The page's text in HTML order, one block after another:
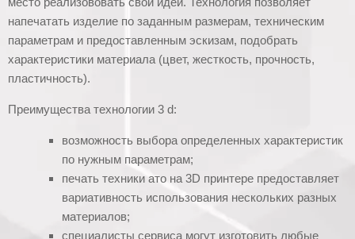
напечатать изделие по заданным размерам, техническим
параметрам и предоставленным эскизам, подобрать
характеристики материала (цвет, жесткость, прочность,
пластичность).
Преимущества технологии 3 d:
возможность выбора определенных характеристик
по нужным параметрам;
печать техники ато на 3D принтере предоставляет
вариативность использования нескольких разных
материалов;
специалисты сервиса могут изготовить любые